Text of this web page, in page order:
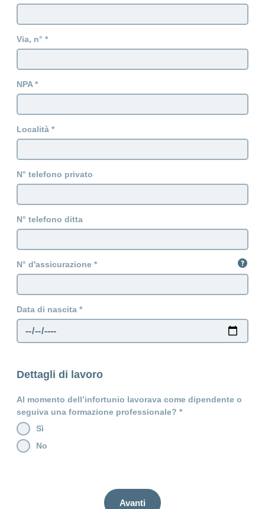
Via, n°
NPA
Località
N° telefono privato
N° telefono ditta
N° d'assicurazione
Data di nascita
Dettagli di lavoro
Al momento dell’infortunio lavorava come dipendente o
seguiva una formazione professionale?
Sì
No
Avanti